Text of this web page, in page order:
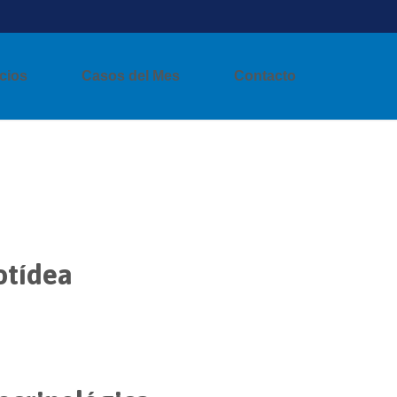
Casos del Mes Contacto